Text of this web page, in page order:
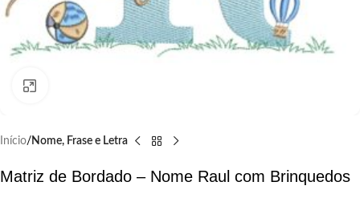
Início Nome, Frase e Letra
Matriz de Bordado – Nome Raul com Brinquedos